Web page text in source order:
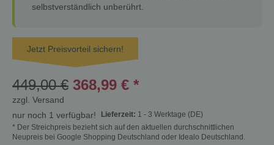
selbstverständlich unberührt.
Jetzt Preisvorteil sichern!
449,00 € 368,99 € *
zzgl. Versand
nur noch 1 verfügbar!
Lieferzeit: 1 - 3 Werktage (DE)
* Der Streichpreis bezieht sich auf den aktuellen durchschnittlichen
Neupreis bei Google Shopping Deutschland oder Idealo Deutschland.